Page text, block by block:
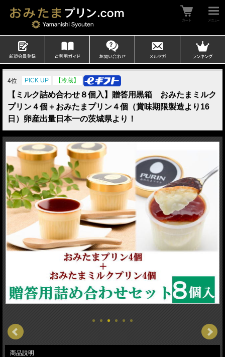
4位 PICK UP 【冷蔵】
【ミルク詰め合わせ８個入】贈答用黒箱 おみたまミルク
プリン４個＋おみたまプリン４個（賞味期限製造より16
日）卵産出量日本一の茨城県より！
商品説明